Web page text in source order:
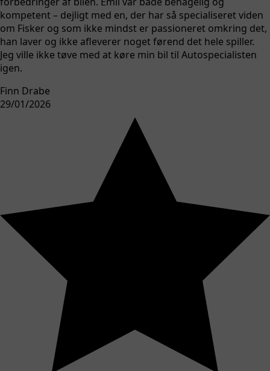
kompetent – dejligt med en, der har så specialiseret viden
om Fisker og som ikke mindst er passioneret omkring det,
han laver og ikke afleverer noget førend det hele spiller.
Jeg ville ikke tøve med at køre min bil til Autospecialisten
igen.
Finn Drabe
29/01/2026